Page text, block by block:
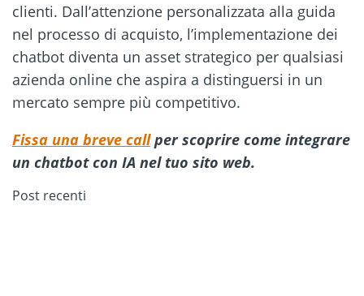
clienti. Dall’attenzione personalizzata alla guida
nel processo di acquisto, l’implementazione dei
chatbot diventa un asset strategico per qualsiasi
azienda online che aspira a distinguersi in un
mercato sempre più competitivo.
Fissa una breve callper scoprire come integrare
un chatbot con IA nel tuo sito web.
Post recenti